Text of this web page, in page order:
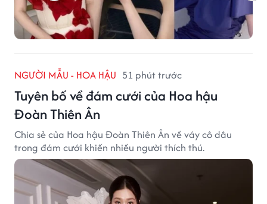
NGƯỜI MẪU - HOA HẬU 51 phút trước
Tuyên bố về đám cưới của Hoa hậu
Đoàn Thiên Ân
Chia sẻ của Hoa hậu Đoàn Thiên Ân về váy cô dâu
trong đám cưới khiến nhiều người thích thú.